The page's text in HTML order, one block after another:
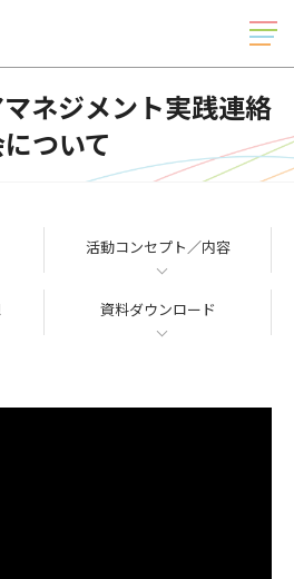
ネジメント実践連絡
ついて
活動コンセプト／内容
資料ダウンロード